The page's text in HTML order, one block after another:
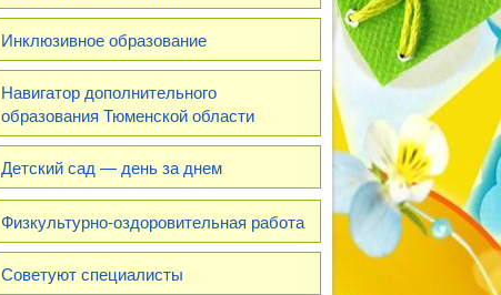
Инклюзивное образование
Навигатор дополнительного
образования Тюменской области
Детский сад — день за днем
Физкультурно-оздоровительная работа
Советуют специалисты